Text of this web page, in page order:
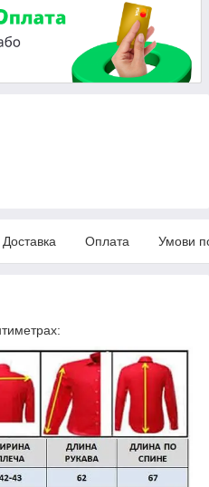
Доставка Оплата Умови